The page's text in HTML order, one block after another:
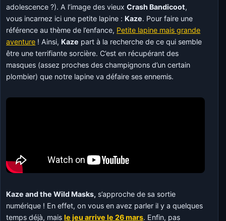
adolescence ?). A l’image des vieuxCrash Bandicoot,
vous incarnez ici une petite lapine : Kaze. Pour faire une
référence au thème de l’enfance, Petite lapine mais grande
aventure ! Ainsi, Kaze part à la recherche de ce qui semble
être une terrifiante sorcière. C’est en récupérant des
masques (assez proches des champignons d’un certain
plombier) que notre lapine va défaire ses ennemis.
Kaze and the Wild Masks, s’approche de sa sortie
numérique ! En effet, on vous en avez parler il y a quelques
temps déjà, maisle jeu arrive le 26 mars. Enfin, pas